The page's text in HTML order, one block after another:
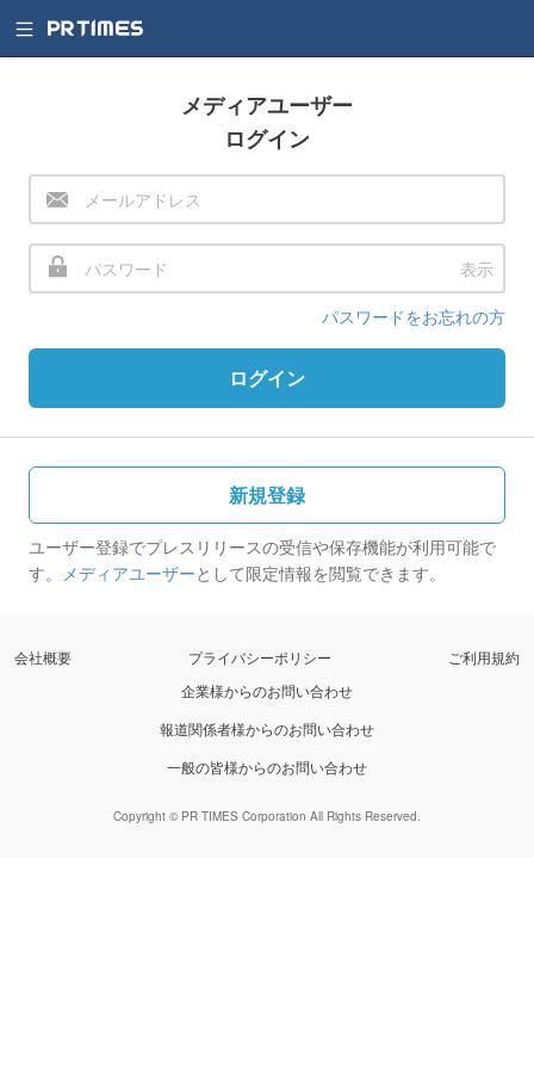
メディアユーザー
ログイン
表示
パスワードをお忘れの方
ログイン
新規登録
ユーザー登録でプレスリリースの受信や保存機能が利用可能で
す。 メディアユーザーとして限定情報を閲覧できます。
会社概要 プライバシーポリシー
ご利用規約
企業様からのお問い合わせ
報道関係者様からのお問い合わせ
一般の皆様からのお問い合わせ
Copyright © PR TIMES Corporation All Rights Reserved.